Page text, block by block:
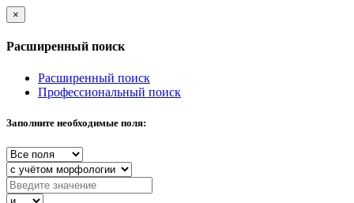
×
Расширенный поиск
Расширенный поиск
Профессиональный поиск
Заполните необходимые поля: